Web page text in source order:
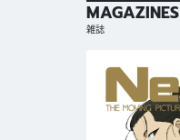
MAGAZINES
雑誌